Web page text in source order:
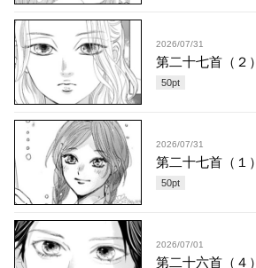
2026/07/31
第二十七首（２）
50pt
2026/07/31
第二十七首（１）
50pt
2026/07/01
第二十六首（４）